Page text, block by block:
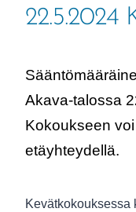
22.5.2024
Akava-talossa
Kokoukseen
etäyhteydellä.
Kevätkokouksessa